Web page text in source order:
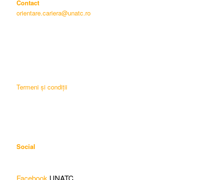
Contact
orientare.cariera@unatc.ro
Termeni și condiții
Social
Facebook UNATC